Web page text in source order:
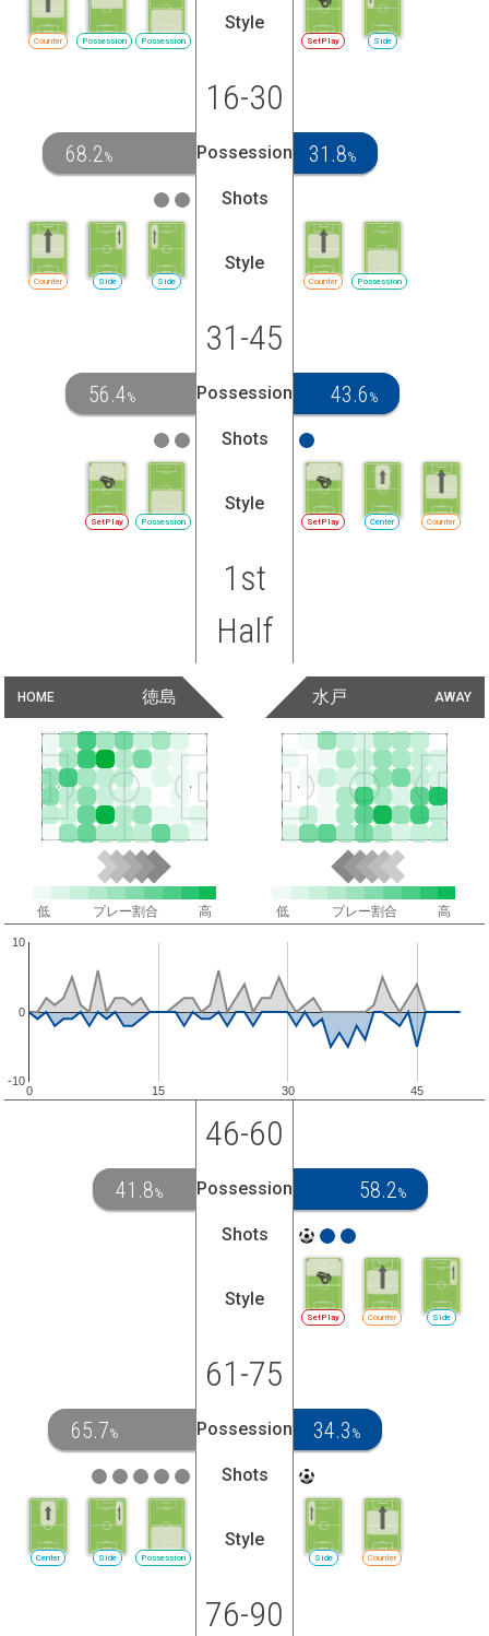
Possession
Possession
Counter
Style
SetPlay Side
16-30
68.2% Possession 31.8%
Shots
Side
Side
Counter
Style
Counter Possession
31-45
56.4% Possession 43.6 %
Shots
Possession
SetPlay
Style
SetPlay Center Counter
1st
Half
HOME 徳島 AWAY
水戸
低 プレー割合 高 低 プレー割合 高
0 15 30 45
-10
0
10
46-60
41.8% Possession 58.2%
Shots
Style
SetPlay Counter Side
61-75
65.7% Possession 34.3 %
Shots
Possession
Side
Center
Style
Side Counter
76-90